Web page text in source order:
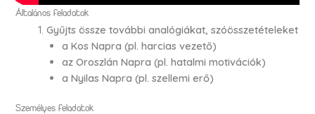
Általános feladatok
Gyűjts össze további analógiákat, szóösszetételeket
a Kos Napra (pl. harcias vezető)
az Oroszlán Napra (pl. hatalmi motivációk)
a Nyilas Napra (pl. szellemi erő)
Személyes feladatok